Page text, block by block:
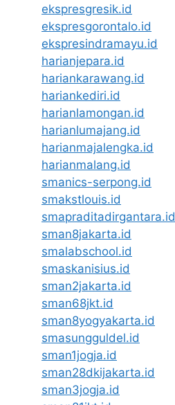
ekspresgresik.id
ekspresgorontalo.id
ekspresindramayu.id
harianjepara.id
hariankarawang.id
hariankediri.id
harianlamongan.id
harianlumajang.id
harianmajalengka.id
harianmalang.id
smanics-serpong.id
smakstlouis.id
smapraditadirgantara.id
sman8jakarta.id
smalabschool.id
smaskanisius.id
sman2jakarta.id
sman68jkt.id
sman8yogyakarta.id
smasungguldel.id
sman1jogja.id
sman28dkijakarta.id
sman3jogja.id